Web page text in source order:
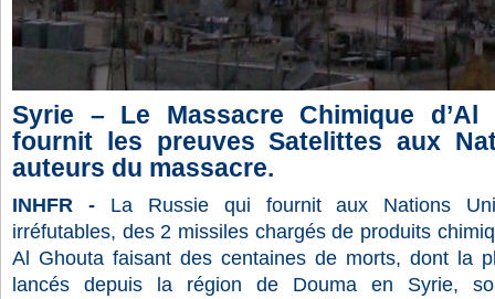
Syrie – Le Massacre Chimique d’Al
fournit les preuves Satelittes aux
auteurs du massacre.
INHFR -La Russie qui fournit aux Nations
irréfutables, des 2 missiles chargés de produits
Al Ghouta faisant des centaines de morts, dont la
lancés depuis la région de Douma en Syrie,